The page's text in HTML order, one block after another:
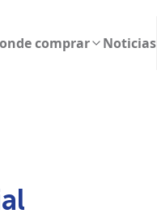
comprar Noticias